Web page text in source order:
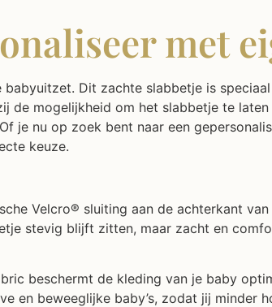
met
Dit zachte slabbetje is
de mogelijkheid om het slabbetje te
nu op zoek bent naar een
keuze.
Velcro® sluiting aan de achterkant
stevig blijft zitten, maar zacht en
beschermt de kleding van je baby
beweeglijke baby’s, zodat jij minder